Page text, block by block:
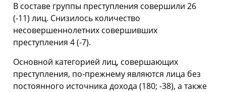
В составе группы преступления совершили 26
(-11) лиц. Снизилось количество
несовершеннолетних совершивших
преступления 4 (-7).
Основной категорией лиц, совершающих
преступления, по-прежнему являются лица без
постоянного источника дохода (180; -38), а также